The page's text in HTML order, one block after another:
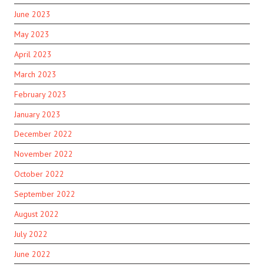
June 2023
May 2023
April 2023
March 2023
February 2023
January 2023
December 2022
November 2022
October 2022
September 2022
August 2022
July 2022
June 2022